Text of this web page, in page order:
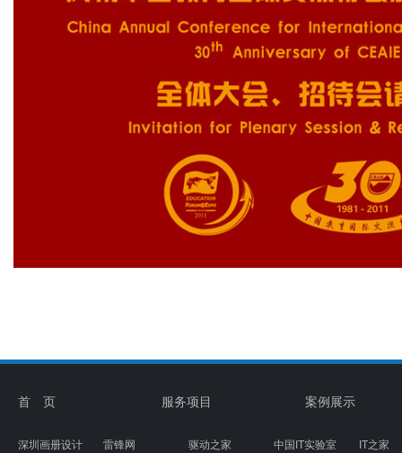
首 页 服务项目 案例展示
深圳画册设计 雷锋网 驱动之家 中国IT实验室 IT之家